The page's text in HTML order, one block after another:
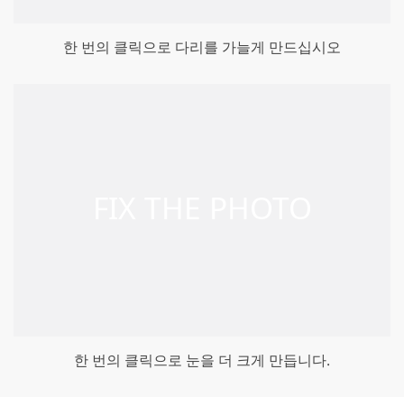
한 번의 클릭으로 다리를 가늘게 만드십시오
한 번의 클릭으로 눈을 더 크게 만듭니다.